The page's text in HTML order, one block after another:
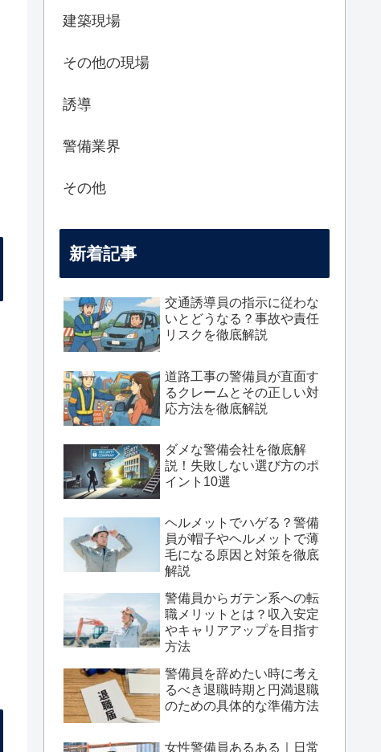
建築現場
その他の現場
誘導
警備業界
その他
新着記事
交通誘導員の指示に従わな
いとどうなる？事故や責任
リスクを徹底解説
道路工事の警備員が直面す
るクレームとその正しい対
応方法を徹底解説
ダメな警備会社を徹底解
説！失敗しない選び方のポ
イント10選
ヘルメットでハゲる？警備
員が帽子やヘルメットで薄
毛になる原因と対策を徹底
解説
警備員からガテン系への転
職メリットとは？収入安定
やキャリアアップを目指す
方法
警備員を辞めたい時に考え
るべき退職時期と円満退職
のための具体的な準備方法
女性警備員あるある｜日常